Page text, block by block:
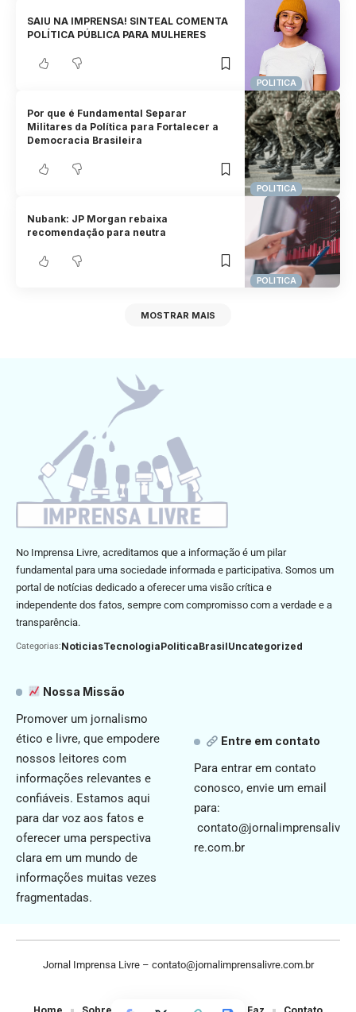
POLITICA
SAIU NA IMPRENSA! SINTEAL COMENTA
POLÍTICA PÚBLICA PARA MULHERES
POLITICA
Por que é Fundamental Separar
Militares da Política para Fortalecer a
Democracia Brasileira
POLITICA
Nubank: JP Morgan rebaixa
recomendação para neutra
MOSTRAR MAIS
No Imprensa Livre, acreditamos que a informação é um pilar
fundamental para uma sociedade informada e participativa. Somos um
portal de notícias dedicado a oferecer uma visão crítica e
independente dos fatos, sempre com compromisso com a verdade e a
transparência.
Categorias:NoticiasTecnologiaPoliticaBrasilUncategorized
Nossa Missão
Promover um jornalismo
ético e livre, que empodere
nossos leitores com
informações relevantes e
confiáveis. Estamos aqui
para dar voz aos fatos e
oferecer uma perspectiva
clara em um mundo de
informações muitas vezes
fragmentadas.
Entre em contato
Para entrar em contato
conosco, envie um email
para:
contato@jornalimprensaliv
re.com.br
Jornal Imprensa Livre – contato@jornalimprensalivre.com.br